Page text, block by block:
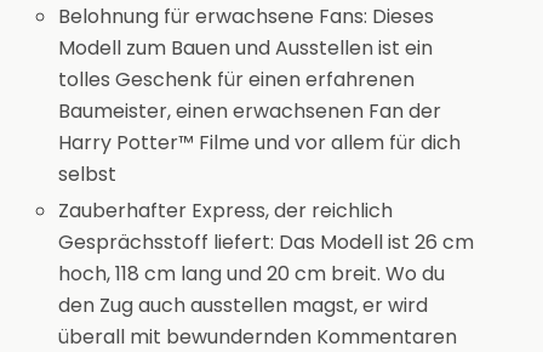
Belohnung für erwachsene Fans: Dieses
Modell zum Bauen und Ausstellen ist ein
tolles Geschenk für einen erfahrenen
Baumeister, einen erwachsenen Fan der
Harry Potter™ Filme und vor allem für dich
selbst
Zauberhafter Express, der reichlich
Gesprächsstoff liefert: Das Modell ist 26 cm
hoch, 118 cm lang und 20 cm breit. Wo du
den Zug auch ausstellen magst, er wird
überall mit bewundernden Kommentaren